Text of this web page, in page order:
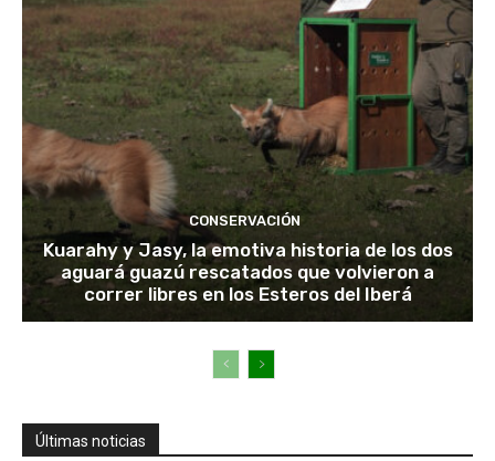
CONSERVACIÓN
Kuarahy y Jasy, la emotiva historia de los dos
aguará guazú rescatados que volvieron a
correr libres en los Esteros del Iberá
Últimas noticias